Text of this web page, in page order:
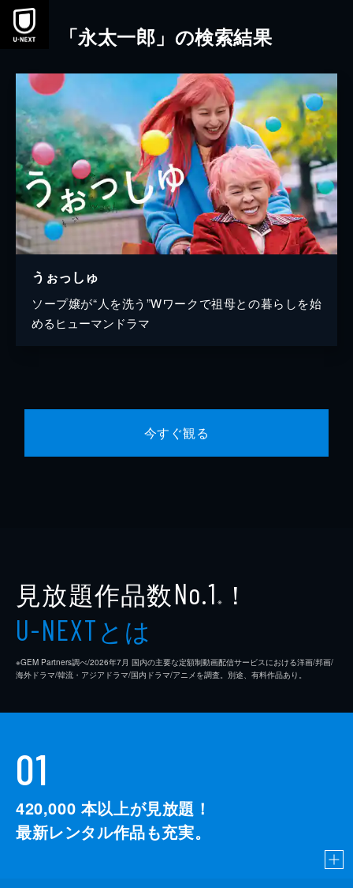
本文へスキップ
「永太一郎」の検索結果
うぉっしゅ
ソープ嬢が“人を洗う”Wワークで祖母との暮らしを始
めるヒューマンドラマ
今すぐ観る
見放題作品数No.1 ※ ！
U-NEXTとは
※GEM Partners調べ/2026年7⽉ 国内の主要な定額制動画配信サービスにおける洋画/邦画/
海外ドラマ/韓流・アジアドラマ/国内ドラマ/アニメを調査。別途、有料作品あり。
01
420,000 本以上が見放題！
最新レンタル作品も充実。